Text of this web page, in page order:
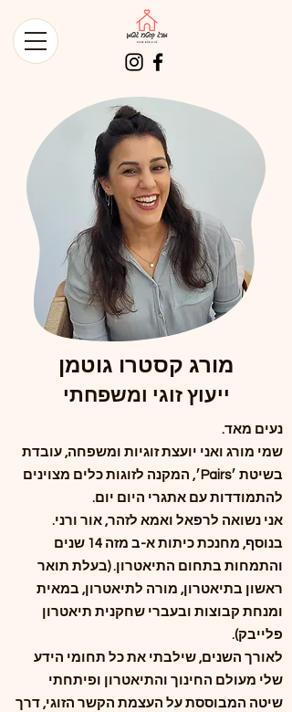
מורג קסטרו גוטמן
ייעוץ זוגי ומשפחתי
נעים מאד.
שמי מורג ואני יועצת זוגיות ומשפחה, עובדת
בשיטת ׳Pairs׳, המקנה לזוגות כלים מצוינים
להתמודדות עם אתגרי היום יום.
אני נשואה לרפאל ואמא לזהר, אור ורני.
בנוסף, מחנכת כיתות א-ב מזה 14 שנים
והתמחות בתחום התיאטרון. (בעלת תואר
ראשון בתיאטרון, מורה לתיאטרון, במאית
ומנחת קבוצות ובעברי שחקנית תיאטרון
פלייבק).
לאורך השנים, שילבתי את כל תחומי הידע
שלי מעולם החינוך והתיאטרון ופיתחתי
שיטה המבוססת על העצמת הקשר הזוגי, דרך